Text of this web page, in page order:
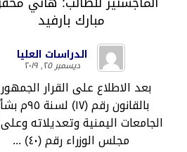
مبارك بارفيد
الدراسات العليا
ديسمبر ٢٥, ٢٠١٩
بعد الاطلاع على القرار
بالقانون رقم (١٧)
الجامعات اليمنية وتعديلاته
مجلس الوزراء رقم (٤٠) ...